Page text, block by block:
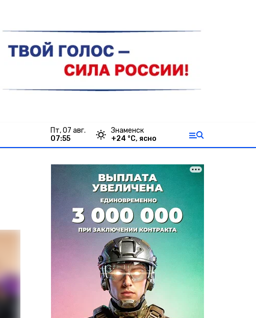
пт, 07 авг.
07:55
Знаменск
+24 °С, ясно